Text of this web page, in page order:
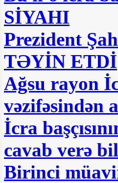
SİYAHI
Prezident
TƏYİN ETDİ
Ağsu rayon
vəzifəsindən
İcra
cavab verə
Birinci